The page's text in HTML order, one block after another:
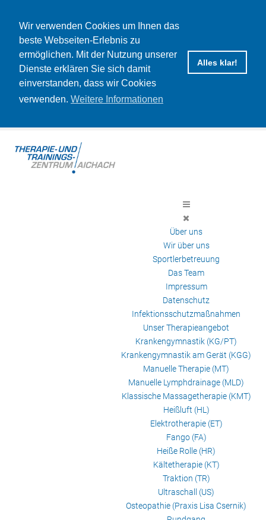
Wir verwenden Cookies um Ihnen das
beste Webseiten-Erlebnis zu
ermöglichen. Mit der Nutzung unserer
Dienste erklären Sie sich damit
einverstanden, dass wir Cookies
verwenden. Weitere Informationen
Alles klar!
Über uns
Wir über uns
Sportlerbetreuung
Das Team
Impressum
Datenschutz
Infektionsschutzmaßnahmen
Unser Therapieangebot
Krankengymnastik (KG/PT)
Krankengymnastik am Gerät (KGG)
Manuelle Therapie (MT)
Manuelle Lymphdrainage (MLD)
Klassische Massagetherapie (KMT)
Heißluft (HL)
Elektrotherapie (ET)
Fango (FA)
Heiße Rolle (HR)
Kältetherapie (KT)
Traktion (TR)
Ultraschall (US)
Osteopathie (Praxis Lisa Csernik)